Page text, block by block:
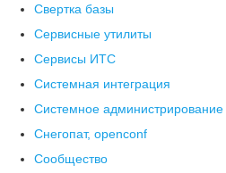
Свертка базы
Сервисные утилиты
Сервисы ИТС
Системная интеграция
Системное администрирование
Снегопат, openconf
Сообщество